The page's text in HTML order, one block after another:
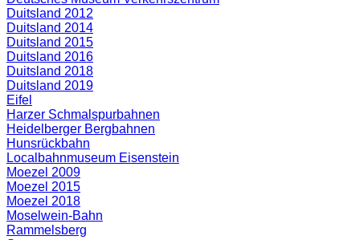
Duitsland 2012
Duitsland 2014
Duitsland 2015
Duitsland 2016
Duitsland 2018
Duitsland 2019
Eifel
Harzer Schmalspurbahnen
Heidelberger Bergbahnen
Hunsrückbahn
Localbahnmuseum Eisenstein
Moezel 2009
Moezel 2015
Moezel 2018
Moselwein-Bahn
Rammelsberg